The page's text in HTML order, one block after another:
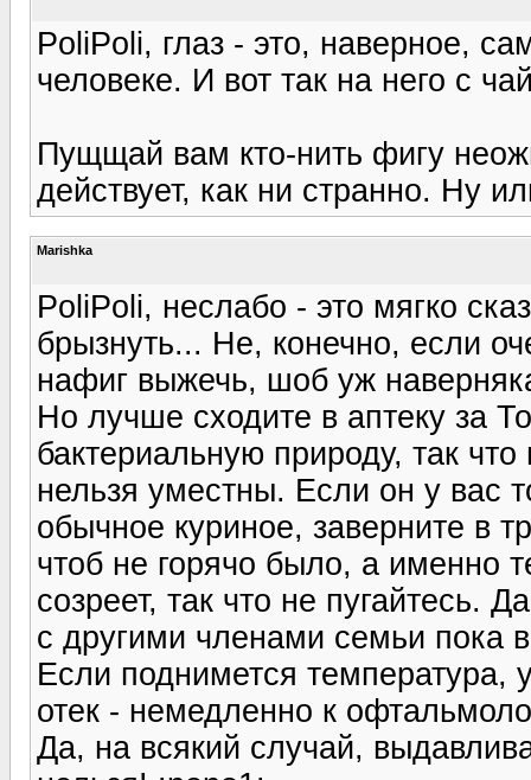
PoliPoli, глаз - это, наверное,
человеке. И вот так на него с
Пущщай вам кто-нить фигу
действует, как ни странно. Ну
Marishka
PoliPoli, неслабо - это мягко
брызнуть... Не, конечно, если
нафиг выжечь, шоб уж
Но лучше сходите в аптеку за
бактериальную природу, так
нельзя уместны. Если он у вас
обычное куриное, заверните в
чтоб не горячо было, а именно
созреет, так что не пугайтесь.
с другими членами семьи пока
Если поднимется температура,
отек - немедленно к
Да, на всякий случай,